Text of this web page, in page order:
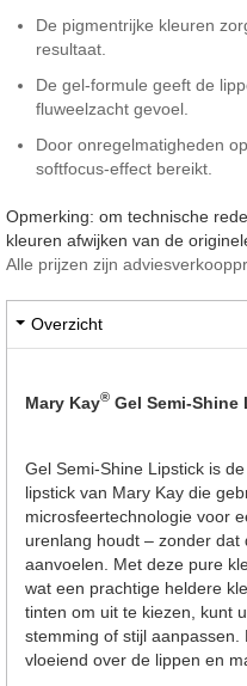
De pigmentrijke kleuren
resultaat.
De gel-formule geeft de
fluweelzacht gevoel.
Door onregelmatigheden
softfocus-effect bereikt.
Opmerking: om technische
kleuren afwijken van de
Alle prijzen zijn
Overzicht
Mary Kay® Gel Semi-
Gel Semi-Shine Lipstick is
lipstick van Mary Kay die
microsfeertechnologie voor
urenlang houdt – zonder
aanvoelen. Met deze pure
wat een prachtige heldere
tinten om uit te kiezen, kunt
stemming of stijl
vloeiend over de lippen en